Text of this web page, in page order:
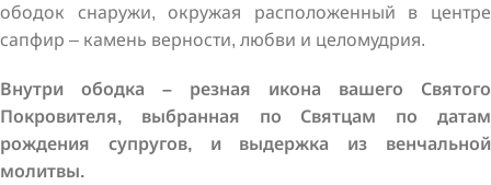
ободок снаружи, окружая расположенный в центре
сапфир – камень верности, любви и целомудрия.
Внутри ободка – резная икона вашего Святого
Покровителя, выбранная по Святцам по датам
рождения супругов, и выдержка из венчальной
молитвы.